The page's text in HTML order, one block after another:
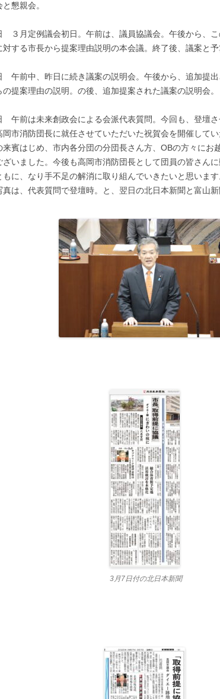
懇親会。
３月定例議会初日。午前は、議員協議会。午後から、こ
対する市長から提案理由説明の本会議。終了後、議案と予
午前中、昨日に続き議案の説明会。午後から、追加提出
の提案理由の説明。の後、追加提案された議案の説明会。
午前は未来創政会による会派代表質問。今回も、登壇さ
岡市消防団長に就任させていただいた祝賀会を開催して
来賓はじめ、市内各分団の分団長さん方、OBの方々にお
ざいました。今後も高岡市消防団長として団員の皆さん
もに、なり手不足の解消に取り組んでいきたいと思います
は、代表質問で登壇時。と、翌日の北日本新聞と富山新
3月7日付の北日本新聞